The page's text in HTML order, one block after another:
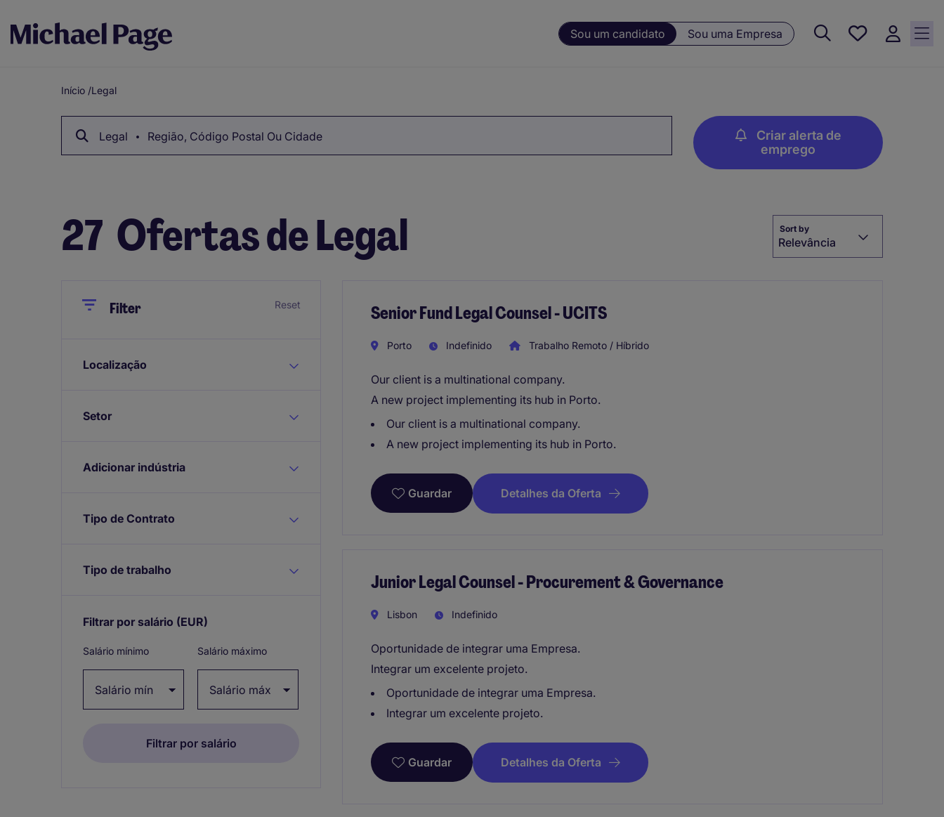
Sou um candidato Sou uma Empresa
Guardar, 0
Breadcrumb
Início /Legal
Legal Região, Código Postal Ou Cidade
Criar alerta de
emprego
27 Ofertas de Legal Sort by
Relevância
CloseFilter Reset
Localização
Setor
Adicionar indústria
Tipo de Contrato
Tipo de trabalho
Filtrar por salário (EUR)
Salário mínimo Salário máximo
Senior Fund Legal Counsel - UCITS
Porto Indefinido Trabalho Remoto / Híbrido
Our client is a multinational company.
A new project implementing its hub in Porto.
Our client is a multinational company.
A new project implementing its hub in Porto.
Guardar Detalhes da Oferta
Junior Legal Counsel - Procurement & Governance
Lisbon Indefinido
Oportunidade de integrar uma Empresa.
Integrar um excelente projeto.
Oportunidade de integrar uma Empresa.
Integrar um excelente projeto.
Guardar Detalhes da Oferta